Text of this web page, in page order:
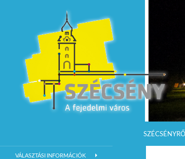
Szécsény Város Hivatalos Weboldala
VÁLASZTÁSI INFORMÁCIÓK